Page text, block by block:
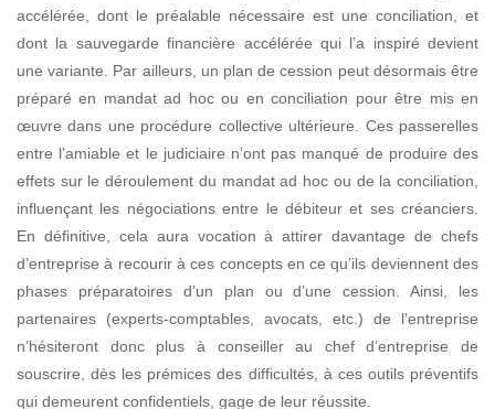
accélérée, dont le préalable nécessaire est une conciliation, et
dont la sauvegarde financière accélérée qui l’a inspiré devient
une variante. Par ailleurs, un plan de cession peut désormais être
préparé en mandat ad hoc ou en conciliation pour être mis en
œuvre dans une procédure collective ultérieure. Ces passerelles
entre l’amiable et le judiciaire n’ont pas manqué de produire des
effets sur le déroulement du mandat ad hoc ou de la conciliation,
influençant les négociations entre le débiteur et ses créanciers.
En définitive, cela aura vocation à attirer davantage de chefs
d’entreprise à recourir à ces concepts en ce qu’ils deviennent des
phases préparatoires d’un plan ou d’une cession. Ainsi, les
partenaires (experts-comptables, avocats, etc.) de l’entreprise
n’hésiteront donc plus à conseiller au chef d’entreprise de
souscrire, dès les prémices des difficultés, à ces outils préventifs
qui demeurent confidentiels, gage de leur réussite.